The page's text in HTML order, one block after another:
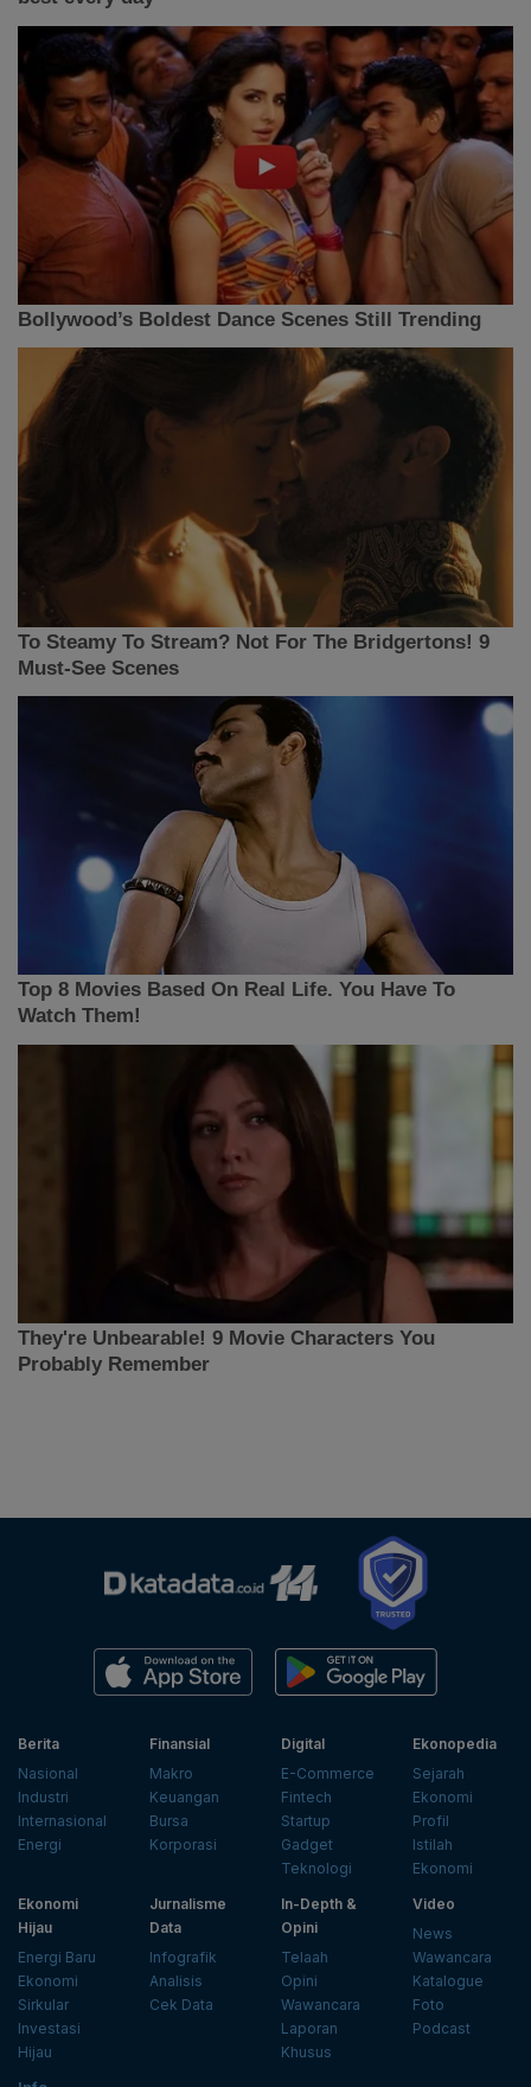
Berita
Nasional
Industri
Internasional
Energi
Finansial
Makro
Keuangan
Bursa
Korporasi
Digital
E-Commerce
Fintech
Startup
Gadget
Teknologi
Ekonopedia
Sejarah
Ekonomi
Profil
Istilah
Ekonomi
Ekonomi
Hijau
Energi Baru
Ekonomi
Sirkular
Investasi
Hijau
Jurnalisme
Data
Infografik
Analisis
Cek Data
In-Depth &
Opini
Telaah
Opini
Wawancara
Laporan
Khusus
Video
News
Wawancara
Katalogue
Foto
Podcast